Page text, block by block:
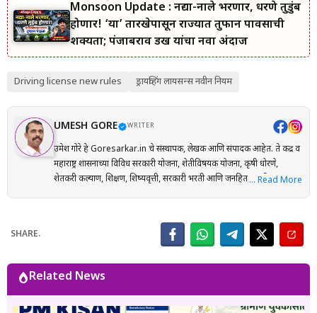
Monsoon Update : नद्या-नाले भरणार, धरणे तुडुंब
होणार! ‘या’ तारखेपासून राज्यात तुफान पावसाची
शक्यता; पंजाबराव डख यांचा नवा अंदाज
Driving license new rules ड्रायव्हिंग लायसन्स नवीन नियम
UMESH GORE WRITER
उमेश गोरे हे Goresarkar.in चे संस्थापक, लेखक आणि संपादक आहेत. ते केंद्र व
महाराष्ट्र शासनाच्या विविध सरकारी योजना, शेतीविषयक योजना, कृषी धोरणे,
शेतकरी कल्याण, शिक्षण, शिष्यवृत्ती, सरकारी भरती आणि जनहिताच्या विषयांवर
आणि संबंधित अधिकृत स्रोतांचा संदर्भ घेऊन माहितीची पडताळणी केली जाते.
वाचकांना अर्ज प्रक्रिया, पात्रता, आवश्यक कागदपत्रे, लाभ, अंतिम मुदत आणि
भर असतो. Goresarkar.in चा उद्देश महाराष्ट्रातील शेतकरी, विद्यार्थी, महिला,
युवक आणि सर्वसामान्य नागरिकांपर्यंत विश्वासार्ह, अद्ययावत आणि उपयुक्त माहिती
पोहोचवणे हा आहे. प्रकाशित माहिती वेळोवेळी अद्ययावत ठेवण्याचा प्रयत्न केला
… Read More
SHARE.
Related News